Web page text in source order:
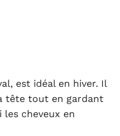
est idéal en hiver. Il
tête tout en gardant
cheveux en